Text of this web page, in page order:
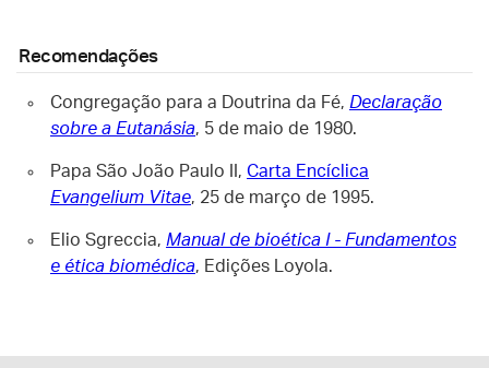
Recomendações
Congregação para a Doutrina da Fé, Declaração
sobre a Eutanásia, 5 de maio de 1980.
Papa São João Paulo II, Carta Encíclica
Evangelium Vitae, 25 de março de 1995.
Elio Sgreccia, Manual de bioética I - Fundamentos
e ética biomédica, Edições Loyola.